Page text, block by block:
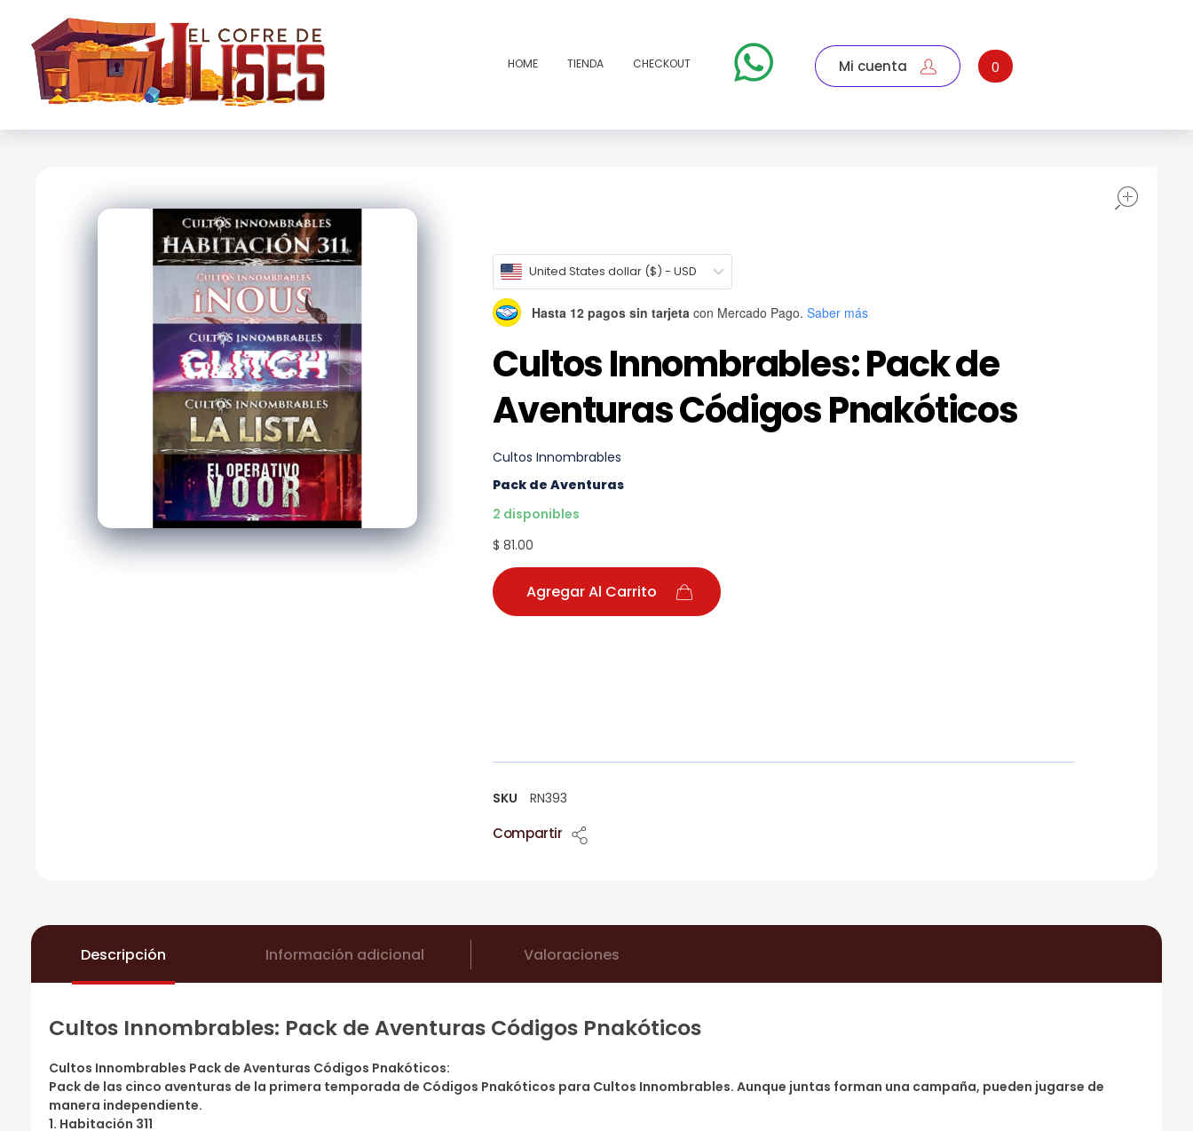
HOME TIENDA CHECKOUT Mi cuenta 0
Cultos Innombrables: Pack de
Aventuras Códigos Pnakóticos
$ 81.00
United States dollar ($) - USD
Cultos Innombrables
Pack de Aventuras
2 disponibles
Hasta 12 pagos sin tarjeta con Mercado Pago. Saber más
Agregar Al Carrito
Compartir
SKU RN393
Descripción Información adicional Valoraciones
Cultos Innombrables: Pack de Aventuras Códigos Pnakóticos
Cultos Innombrables Pack de Aventuras Códigos Pnakóticos:
Pack de las cinco aventuras de la primera temporada de Códigos Pnakóticos para Cultos Innombrables. Aunque juntas forman una campaña, pueden jugarse de
manera independiente.
1. Habitación 311